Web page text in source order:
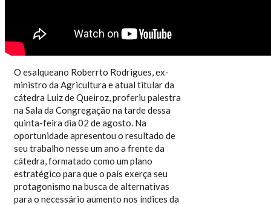
O esalqueano Roberrto Rodrigues, ex-
ministro da Agricultura e atual titular da
cátedra Luiz de Queiroz, proferiu palestra
na Sala da Congregação na tarde dessa
quinta-feira dia 02 de agosto. Na
oportunidade apresentou o resultado de
seu trabalho nesse um ano a frente da
cátedra, formatado como um plano
estratégico para que o país exerça seu
protagonismo na busca de alternativas
para o necessário aumento nos índices da